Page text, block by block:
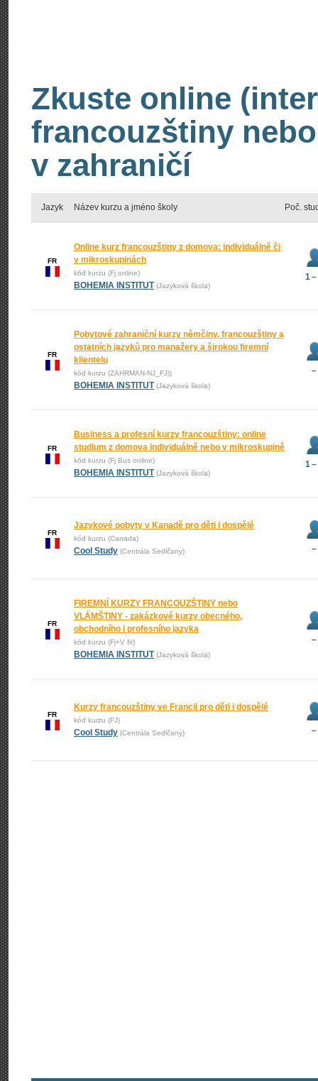
Zkuste online
francouzštiny
v zahraničí
Jazyk Název kurzu a jméno školy Poč.
FR
Online kurz francouzštiny z domova: individuálně či
v mikroskupinách
kód kurzu (Fj online)
BOHEMIA INSTITUT (Jazyková škola)
1
FR
Pobytové zahraniční kurzy němčiny, francouzštiny a
ostatních jazyků pro manažery a širokou firemní
klientelu
kód kurzu (ZAHRMAN-NJ_FJ))
BOHEMIA INSTITUT (Jazyková škola)
–
FR
Business a profesní kurzy francouzštiny: online
studium z domova individuálně nebo v mikroskupině
kód kurzu (Fj Bus online)
BOHEMIA INSTITUT (Jazyková škola)
1
FR
Jazykové pobyty v Kanadě pro děti i dospělé
kód kurzu (Canada)
Cool Study (Centrála Sedlčany) –
FR
FIREMNÍ KURZY FRANCOUZŠTINY nebo
VLÁMŠTINY - zakázkové kurzy obecného,
obchodního i profesního jazyka
kód kurzu (Fj+V fir)
BOHEMIA INSTITUT (Jazyková škola)
–
FR
Kurzy francouzštiny ve Francii pro děti i dospělé
kód kurzu (FJ)
Cool Study (Centrála Sedlčany) –